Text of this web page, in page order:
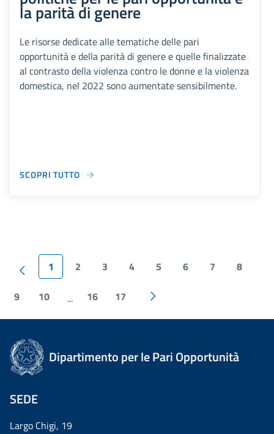
la parità di genere
Le risorse dedicate alle tematiche delle pari
opportunità e della parità di genere e quelle finalizzate
al contrasto della violenza contro le donne e la violenza
domestica, nel 2022 sono aumentate sensibilmente.
SCOPRI TUTTO
1 2 3 4 5 6 7 8
9 10 ... 16 17
Dipartimento per le Pari Opportunità
SEDE
Largo Chigi, 19